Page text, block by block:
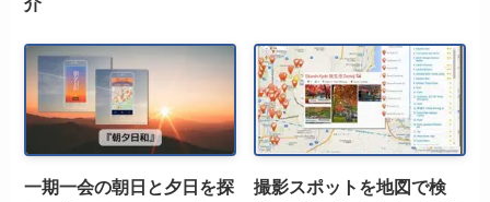
一期一会の朝日と夕日を探
撮影スポットを地図で検